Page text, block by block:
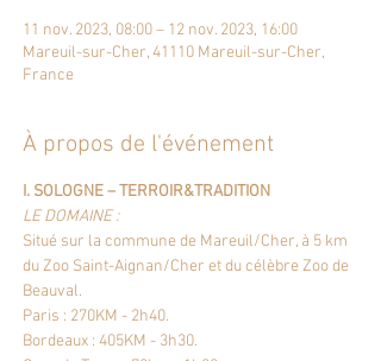
11 nov. 2023, 08:00 – 12 nov. 2023, 16:00
Mareuil-sur-Cher, 41110 Mareuil-sur-Cher,
France
À propos de l'événement
I. SOLOGNE – TERROIR&TRADITION
LE DOMAINE :
Situé sur la commune de Mareuil/Cher, à 5 km
du Zoo Saint-Aignan/Cher et du célèbre Zoo de
Beauval.
Paris : 270KM - 2h40.
Bordeaux : 405KM - 3h30.